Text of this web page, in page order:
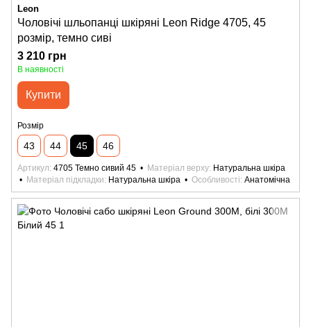
Leon
Чоловічі шльопанці шкіряні Leon Ridge 4705, 45
розмір, темно сиві
3 210 грн
В наявності
Купити
Розмір
43 44 45 46
Артикул 4705 Темно сивий 45 Матеріал верху Натуральна шкіра
Матеріал підкладки
Натуральна шкіра Особливості Анатомічна